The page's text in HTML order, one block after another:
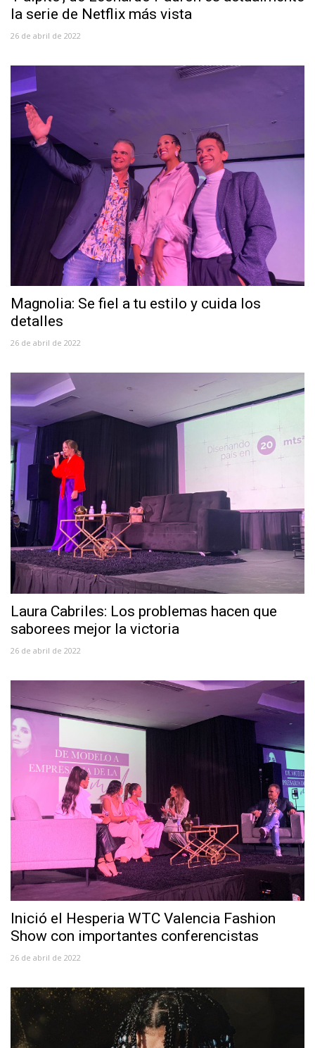
la serie de Netflix más vista
26 de abril de 2022
Magnolia: Se fiel a tu estilo y cuida los
detalles
26 de abril de 2022
Laura Cabriles: Los problemas hacen que
saborees mejor la victoria
26 de abril de 2022
Inició el Hesperia WTC Valencia Fashion
Show con importantes conferencistas
26 de abril de 2022